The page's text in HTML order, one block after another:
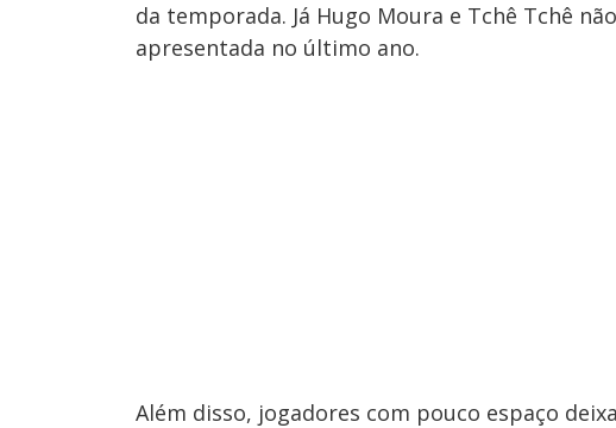
da temporada. Já Hugo Moura e Tchê Tchê
apresentada no último ano.
Além disso, jogadores com pouco espaço